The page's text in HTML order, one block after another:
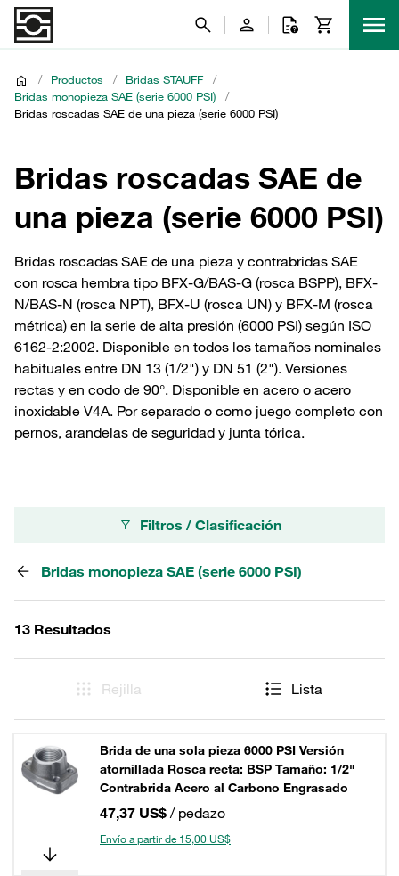
/ Productos / Bridas STAUFF
/
Bridas monopieza SAE (serie 6000 PSI)
/
Bridas roscadas SAE de una pieza (serie 6000 PSI)
Bridas roscadas SAE de
una pieza (serie 6000 PSI)
Bridas roscadas SAE de una pieza y contrabridas SAE
con rosca hembra tipo BFX-G/BAS-G (rosca BSPP), BFX-
N/BAS-N (rosca NPT), BFX-U (rosca UN) y BFX-M (rosca
métrica) en la serie de alta presión (6000 PSI) según ISO
6162-2:2002. Disponible en todos los tamaños nominales
habituales entre DN 13 (1/2") y DN 51 (2"). Versiones
rectas y en codo de 90°. Disponible en acero o acero
inoxidable V4A. Por separado o como juego completo con
pernos, arandelas de seguridad y junta tórica.
Filtros / Clasificación
Bridas monopieza SAE (serie 6000 PSI)
13 Resultados
Rejilla Lista
Brida de una sola pieza 6000 PSI Versión
atornillada Rosca recta: BSP Tamaño: 1/2"
Contrabrida Acero al Carbono Engrasado
47,37 US$ / pedazo
Envío a partir de 15,00 US$